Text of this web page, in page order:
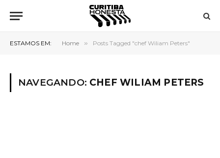
ESTAMOS EM: Home » Posts Tagged "chef Wiliam Peters"
NAVEGANDO: CHEF WILIAM PETERS